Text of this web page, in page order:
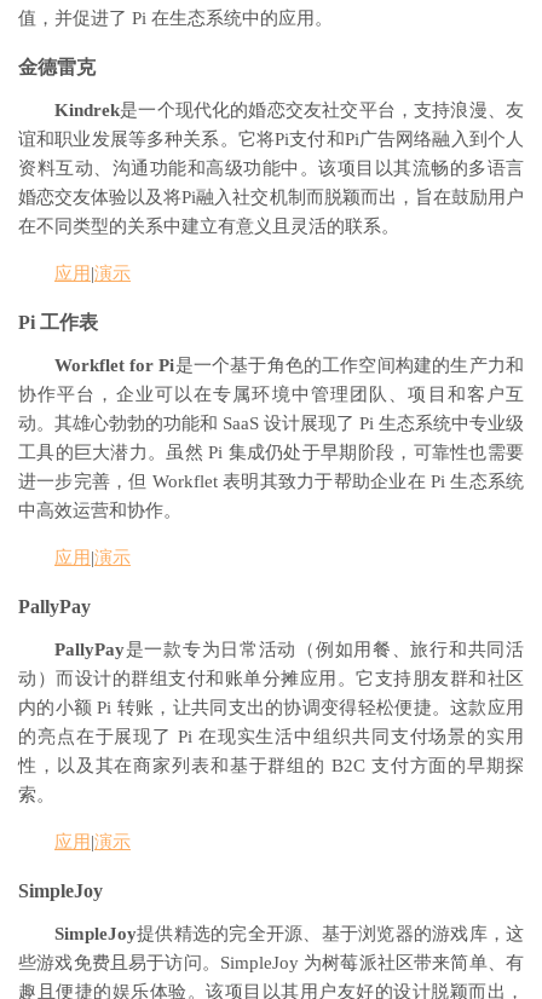
值，并促进了 Pi 在生态系统中的应用。
金德雷克
Kindrek是一个现代化的婚恋交友社交平台，支持浪漫、友
谊和职业发展等多种关系。它将Pi支付和Pi广告网络融入到个人
资料互动、沟通功能和高级功能中。该项目以其流畅的多语言
婚恋交友体验以及将Pi融入社交机制而脱颖而出，旨在鼓励用户
在不同类型的关系中建立有意义且灵活的联系。
应用|演示
Pi 工作表
Workflet for Pi是一个基于角色的工作空间构建的生产力和
协作平台，企业可以在专属环境中管理团队、项目和客户互
动。其雄心勃勃的功能和 SaaS 设计展现了 Pi 生态系统中专业级
工具的巨大潜力。虽然 Pi 集成仍处于早期阶段，可靠性也需要
进一步完善，但 Workflet 表明其致力于帮助企业在 Pi 生态系统
中高效运营和协作。
应用|演示
PallyPay
PallyPay是一款专为日常活动（例如用餐、旅行和共同活
动）而设计的群组支付和账单分摊应用。它支持朋友群和社区
内的小额 Pi 转账，让共同支出的协调变得轻松便捷。这款应用
的亮点在于展现了 Pi 在现实生活中组织共同支付场景的实用
性，以及其在商家列表和基于群组的 B2C 支付方面的早期探
索。
应用|演示
SimpleJoy
SimpleJoy提供精选的完全开源、基于浏览器的游戏库，这
些游戏免费且易于访问。SimpleJoy 为树莓派社区带来简单、有
趣且便捷的娱乐体验。该项目以其用户友好的设计脱颖而出，